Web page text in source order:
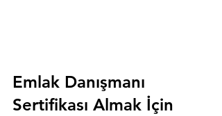
Emlak Danışmanı
Sertifikası Almak İçin